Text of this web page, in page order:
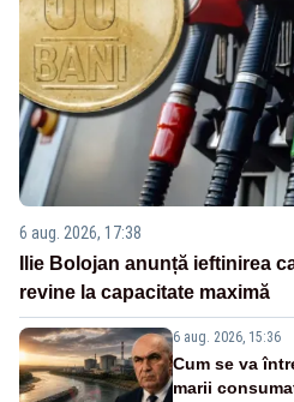
6 aug. 2026, 17:38
Ilie Bolojan anunță ieftinirea
revine la capacitate maximă
6 aug. 2026, 15:36
Cum se va
marii